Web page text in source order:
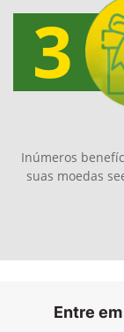
Inúmeros
suas moedas
Entre